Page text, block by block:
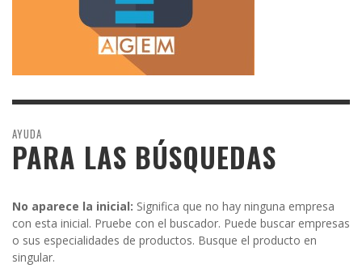
AYUDA
PARA LAS BÚSQUEDAS
No aparece la inicial: Significa que no hay ninguna empresa
con esta inicial. Pruebe con el buscador. Puede buscar empresas
o sus especialidades de productos. Busque el producto en
singular.